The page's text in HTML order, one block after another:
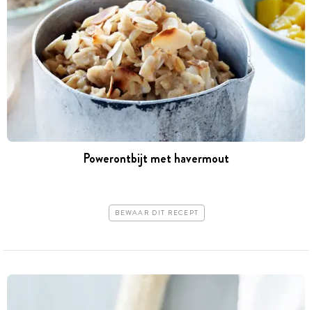
Powerontbijt met havermout
BEWAAR DIT RECEPT